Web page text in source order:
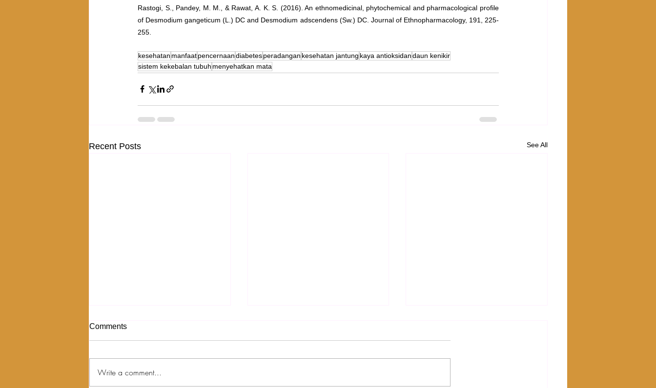
Rastogi, S., Pandey, M. M., & Rawat, A. K. S. (2016). An ethnomedicinal, phytochemical and pharmacological profile
of Desmodium gangeticum (L.) DC and Desmodium adscendens (Sw.) DC. Journal of Ethnopharmacology, 191, 225-
255.
kesehatan manfaatpencernaandiabetesperadangan kesehatan jantung kaya antioksidandaun kenikir
sistem kekebalan tubuh menyehatkan mata
Recent Posts See All
Comments
Write a comment...